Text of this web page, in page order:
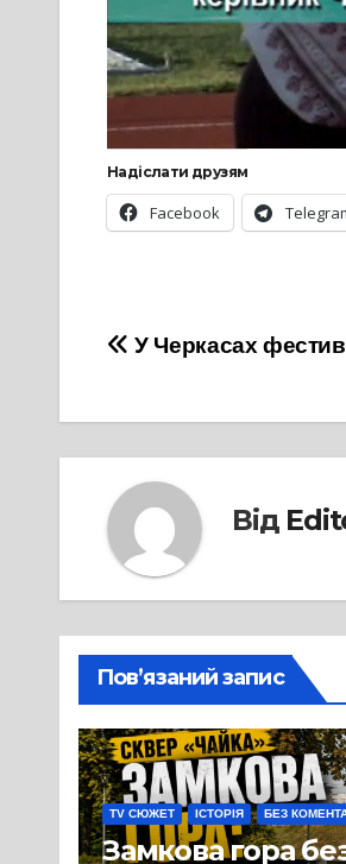
Надіслати друзям
Facebook
Навігація
У Черкасах
Від
Пов’язаний запис
TV СЮЖЕТ ІСТОРІЯ БЕЗ
Замкова гора